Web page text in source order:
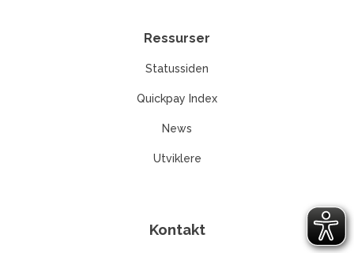
Kontakt
Ressurser
Statussiden
Quickpay Index
News
Utviklere